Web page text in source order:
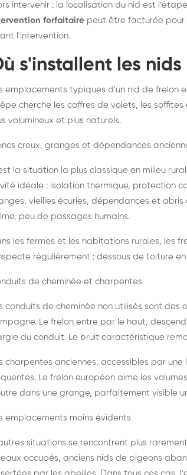
intervenir : la localisation du nid est
forfaitaire peut être facturée
l'intervention.
s'installent les
emplacements typiques d'un nid de frelon
cherche les coffres de volets, les
volumineux et plus naturels.
creux, granges et dépendances
la situation la plus classique en milieu
idéale : isolation thermique, protection
vieilles écuries, dépendances et
peu de passages humains.
les fermes et les habitations rurales, les
régulièrement : dessous de toiture
de cheminée et charpentes
conduits de cheminée non utilisés sont
Le frelon entre par le haut,
du conduit. Le bruit caractéristique
charpentes anciennes, accessibles par
Le frelon européen aime les
dans une grange, parfaitement visible
emplacements moins évidents
situations se rencontrent plus
occupés, anciens nids de pigeons